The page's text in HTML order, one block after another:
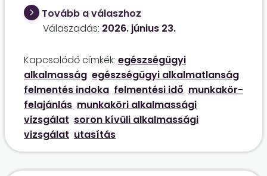
következő alkalmassági vizsgálaton, hanem
informálisan jelezte a felettesének, hogy külső
szakorvos véleménye alapján nem emelhet 2
ez alapján a munkáltató munkaalkalmassági
vizsgálatra küldeni? Mit tehet, ha nem
együttműködő, és nem ismeri el az informális
közlést a közalkalmazott? A felmentésében
mire kell hivatkozni, ha mégis elmegy a
munkaalkalmassági vizsgálatra, de „nem
alkalmas” minősítést kap? Mennyi felmentési
idő jár a részére?
Tovább a válaszhoz
Válaszadás: 2026. június 23.
Kapcsolódó címkék: egészségügyi
alkalmasság egészségügyi alkalmatlanság
felmentés indoka felmentési idő munkakör-
felajánlás munkaköri alkalmassági
vizsgálat soron kívüli alkalmassági
vizsgálat utasítás